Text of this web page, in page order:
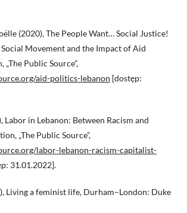
(2020), The People Want… Social Justice!
Movement and the Impact of Aid
Public Source”,
aid-politics-lebanon [dostęp:
Labor in Lebanon: Between Racism and
„The Public Source”,
labor-lebanon-racism-capitalist-
31.01.2022].
Living a feminist life, Durham–London: Duke